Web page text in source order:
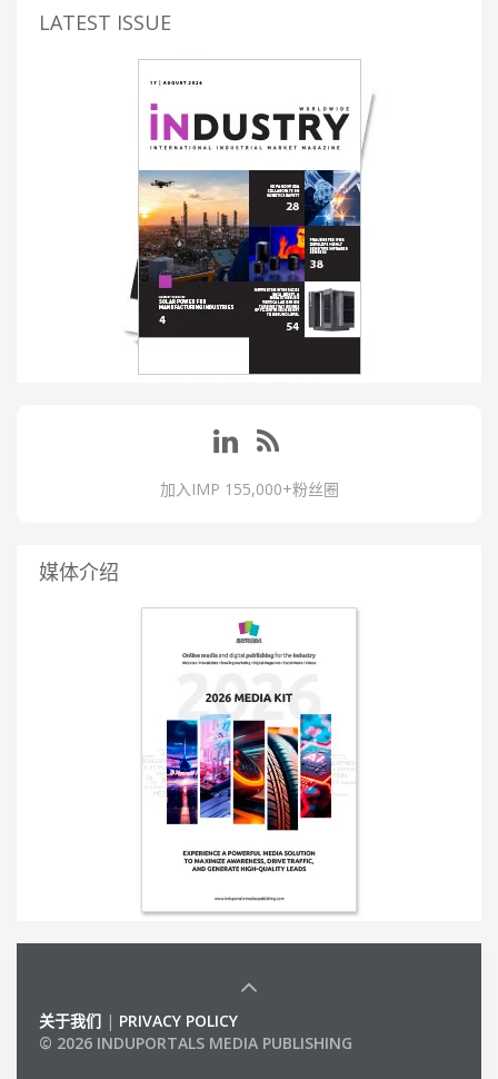
LATEST ISSUE
加入IMP 155,000+粉丝圈
媒体介绍
关于我们 | PRIVACY POLICY
© 2026 INDUPORTALS MEDIA PUBLISHING